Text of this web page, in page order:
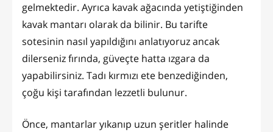
gelmektedir. Ayrıca kavak ağacında yetiştiğinden
kavak mantarı olarak da bilinir. Bu tarifte
sotesinin nasıl yapıldığını anlatıyoruz ancak
dilerseniz fırında, güveçte hatta ızgara da
yapabilirsiniz. Tadı kırmızı ete benzediğinden,
çoğu kişi tarafından lezzetli bulunur.
Önce, mantarlar yıkanıp uzun şeritler halinde